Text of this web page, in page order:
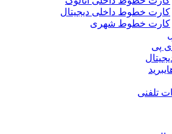
کارت خطوط داخلی دیجیتال
کارت خطوط شهری
پی
تلفنی